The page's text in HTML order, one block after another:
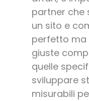
partner che
un sito e
perfetto ma
giuste
quelle
sviluppare
misurabili